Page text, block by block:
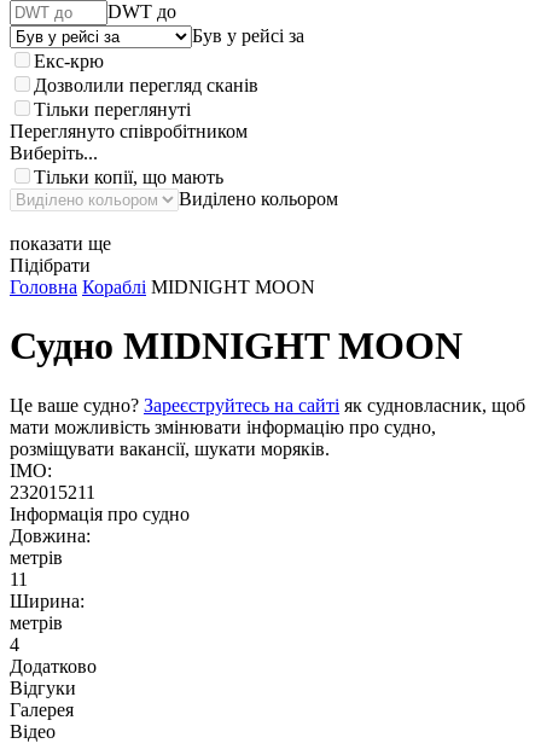
DWT до
Був у рейсі за
Екс-крю
Дозволили перегляд сканів
Тільки переглянуті
Переглянуто співробітником
Виберіть...
Тільки копії, що мають
Виділено кольором
показати ще
Підібрати
Головна Кораблі MIDNIGHT MOON
Судно MIDNIGHT MOON
Це ваше судно? Зареєструйтесь на сайті як судновласник, щоб
мати можливість змінювати інформацію про судно,
розміщувати вакансії, шукати моряків.
IMO:
232015211
Інформація про судно
Довжина:
метрів
11
Ширина:
метрів
4
Додатково
Відгуки
Галерея
Відео